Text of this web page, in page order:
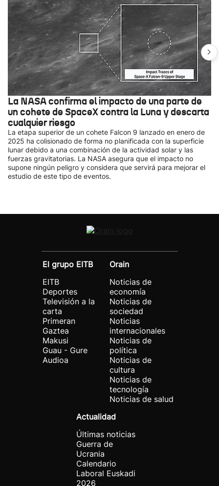
La NASA confirma el impacto de una parte de
un cohete de SpaceX contra la Luna y descarta
cualquier riesgo
La etapa superior de un cohete Falcon 9 lanzado en enero de
2025 ha colisionado de forma no planificada con la superficie
lunar debido a una combinación de la actividad solar y las
fuerzas gravitatorias. La NASA asegura que el impacto no
supone ningún peligro y considera que servirá para mejorar el
estudio de este tipo de eventos.
El grupo EITB
EITB
Deportes
Televisión a la
carta
Primeran
Gaztea
Makusi
Guau - Gure
Audioa
Orain
Noticias de
economía
Noticias de
sociedad
Noticias
internacionales
Noticias de
política
Noticias de
cultura
Noticias de
tecnología
Noticias de salud
Actualidad
Últimas noticias
Guerra de
Ucrania
Calendario
Laboral Euskadi
2026